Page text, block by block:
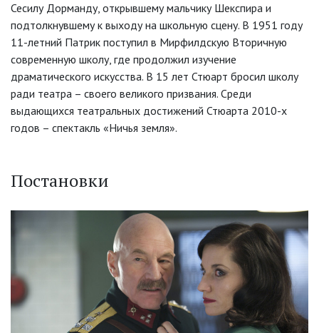
Сесилу Дорманду, открывшему мальчику Шекспира и
подтолкнувшему к выходу на школьную сцену. В 1951 году
11-летний Патрик поступил в Мирфилдскую Вторичную
современную школу, где продолжил изучение
драматического искусства. В 15 лет Стюарт бросил школу
ради театра – своего великого призвания. Среди
выдающихся театральных достижений Стюарта 2010-х
годов – спектакль «Ничья земля».
Постановки